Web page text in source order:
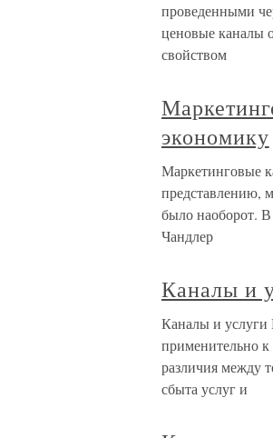
проведенными
ценовые каналы
свойством
экономику
Маркетинговые
представлению,
было наоборот.
Чандлер
Каналы и
Каналы и услуги
применительно
различия между
сбыта услуг и